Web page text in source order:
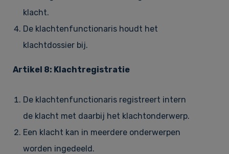
klacht.
De klachtenfunctionaris houdt het
klachtdossier bij.
Artikel 8: Klachtregistratie
De klachtenfunctionaris registreert intern
de klacht met daarbij het klachtonderwerp.
Een klacht kan in meerdere onderwerpen
worden ingedeeld.